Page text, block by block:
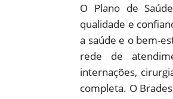
O Plano de
qualidade e
a saúde e o bem-
rede de
internações,
completa. O